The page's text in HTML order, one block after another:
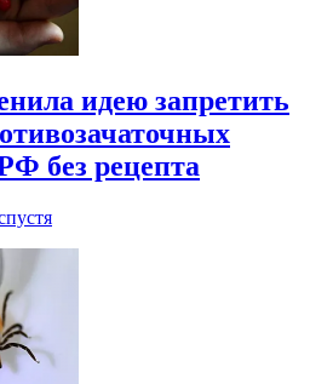
идею запретить
без рецепта